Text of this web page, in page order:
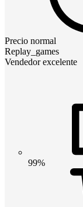
Precio normal
Replay_games
Vendedor excelente
99%